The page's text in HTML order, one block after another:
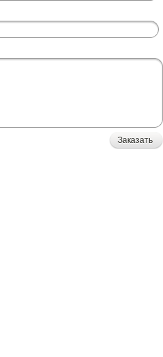
Заказать